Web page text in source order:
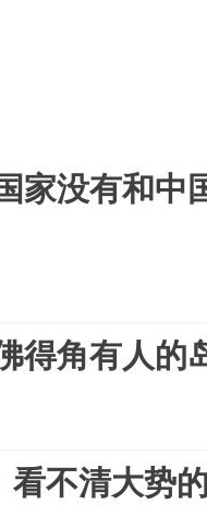
家没有和中
得角有人的
看不清大势